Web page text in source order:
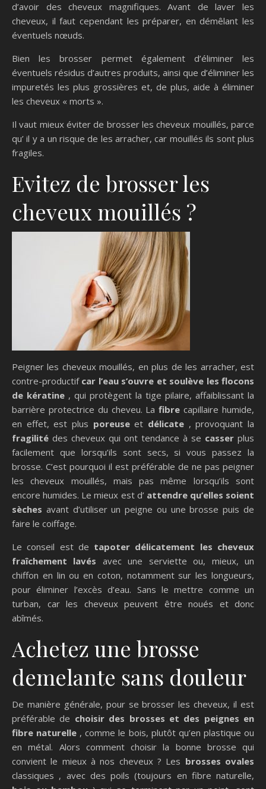
d’avoir des cheveux magnifiques. Avant de laver les
cheveux, il faut cependant les préparer, en démêlant les
éventuels nœuds.
Bien les brosser permet également d’éliminer les
éventuels résidus d’autres produits, ainsi que d’éliminer les
impuretés les plus grossières et, de plus, aide à éliminer
les cheveux « morts ».
Il vaut mieux éviter de brosser les cheveux mouillés, parce
qu’ il y a un risque de les arracher, car mouillés ils sont plus
fragiles.
Evitez de brosser les
cheveux mouillés ?
Peigner les cheveux mouillés, en plus de les arracher, est
contre-productif car l’eau s’ouvre et soulève les flocons
de kératine , qui protègent la tige pilaire, affaiblissant la
barrière protectrice du cheveu. Lafibre capillaire humide,
en effet, est plus poreuseet délicate , provoquant la
fragilité des cheveux qui ont tendance à se casser plus
facilement que lorsqu’ils sont secs, si vous passez la
brosse. C’est pourquoi il est préférable de ne pas peigner
les cheveux mouillés, mais pas même lorsqu’ils sont
encore humides. Le mieux est d’ attendre qu’elles soient
sèches avant d’utiliser un peigne ou une brosse puis de
faire le coiffage.
Le conseil est de tapoter délicatement les cheveux
fraîchement lavés avec une serviette ou, mieux, un
chiffon en lin ou en coton, notamment sur les longueurs,
pour éliminer l’excès d’eau. Sans le mettre comme un
turban, car les cheveux peuvent être noués et donc
abîmés.
Achetez une brosse
demelante sans douleur
De manière générale, pour se brosser les cheveux, il est
préférable de choisir des brosses et des peignes en
fibre naturelle , comme le bois, plutôt qu’en plastique ou
en métal. Alors comment choisir la bonne brosse qui
convient le mieux à nos cheveux ? Les brosses ovales
classiques , avec des poils (toujours en fibre naturelle,